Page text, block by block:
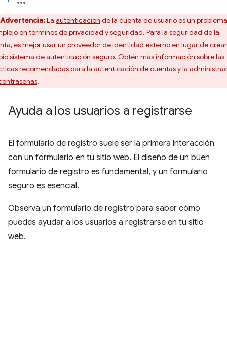
Advertencia:La autenticación de la cuenta de usuario es un problema
en términos de privacidad y seguridad. Para la seguridad de la
es mejor usar un proveedor de identidad externoen lugar de
sistema de autenticación seguro. Obtén más información sobre las
recomendadas para la autenticación de cuentas y la
.
Ayuda a los usuarios a registrarse
El formulario de registro suele ser la primera interacción
con un formulario en tu sitio web. El diseño de un buen
formulario de registro es fundamental, y un formulario
seguro es esencial.
Observa un formulario de registro para saber cómo
puedes ayudar a los usuarios a registrarse en tu sitio
web.